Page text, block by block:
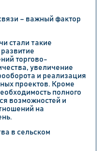
– важный фактор
стали такие
торгово-
увеличение
и реализация
проектов. Кроме
полного
возможностей и
на
в сельском